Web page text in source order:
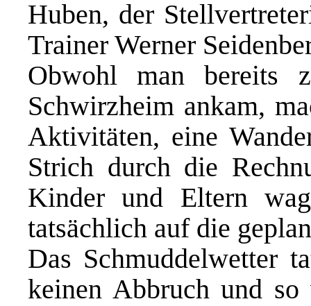
Huben, der
Trainer Werner
Obwohl man bereits
Schwirzheim ankam,
Aktivitäten, eine
Strich durch die
Kinder und Eltern
tatsächlich auf die
Das Schmuddelwetter
keinen Abbruch und